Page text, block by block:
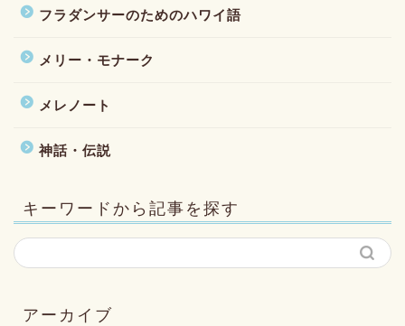
フラダンサーのためのハワイ語
メリー・モナーク
メレノート
神話・伝説
キーワードから記事を探す
アーカイブ